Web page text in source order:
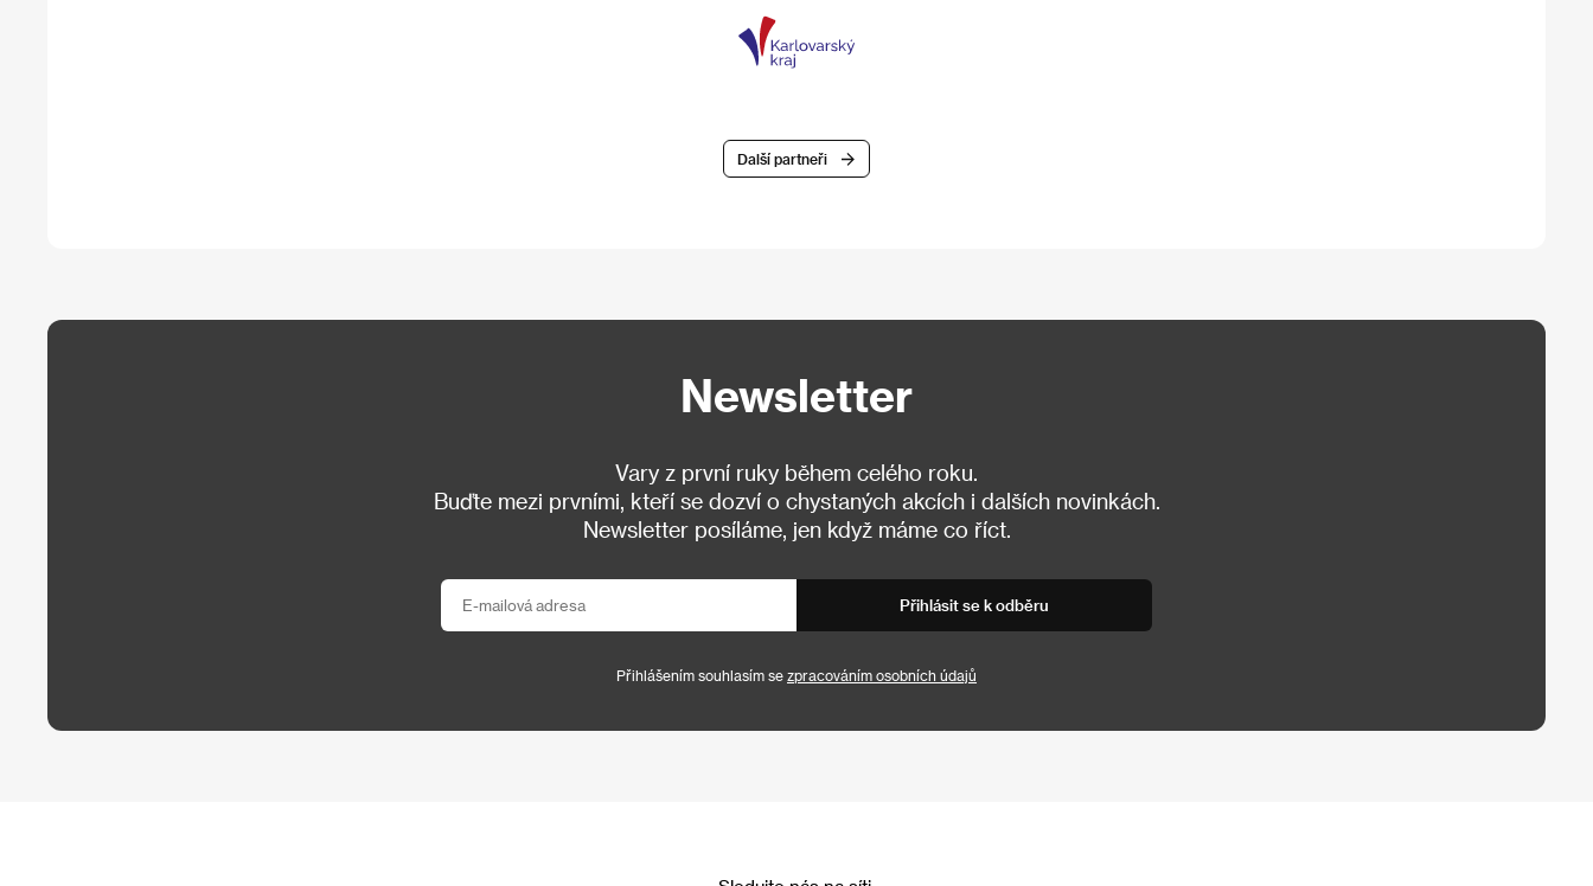
Další partneři
Newsletter
Vary z první ruky během celého roku.
Buďte mezi prvními, kteří se dozví o chystaných akcích i dalších novinkách.
Newsletter posíláme, jen když máme co říct.
Přihlásit se k odběru
Přihlášením souhlasím se zpracováním osobních údajů